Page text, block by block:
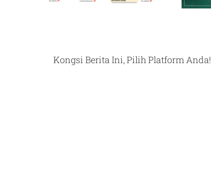
Kongsi Berita Ini, Pilih Platform Anda!